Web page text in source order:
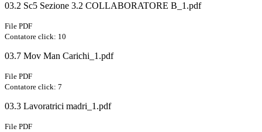
03.2 Sc5 Sezione 3.2 COLLABORATORE B_1.pdf
File PDF
Contatore click: 10
03.7 Mov Man Carichi_1.pdf
File PDF
Contatore click: 7
03.3 Lavoratrici madri_1.pdf
File PDF